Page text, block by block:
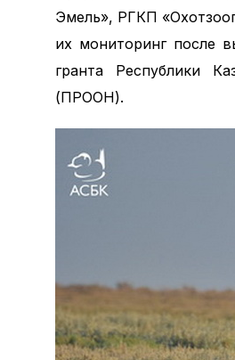
Эмель», РГКП
их мониторинг после
гранта Республики
(ПРООН).